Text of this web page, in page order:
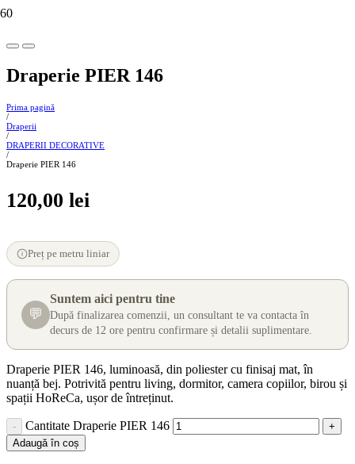
Draperie PIER 146
Prima pagină
/
Draperii
/
DRAPERII DECORATIVE
/
Draperie PIER 146
120,00 lei
Preț pe metru liniar
💬
Suntem aici pentru tine
După finalizarea comenzii, un consultant te va contacta în
decurs de 12 ore pentru confirmare și detalii suplimentare.
Draperie PIER 146, luminoasă, din poliester cu finisaj mat, în
nuanță bej. Potrivită pentru living, dormitor, camera copiilor, birou și
spații HoReCa, ușor de întreținut.
Cantitate Draperie PIER 146
Adaugă în coș